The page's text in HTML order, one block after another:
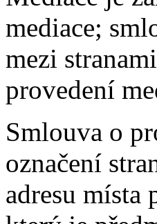
mediace;
mezi
provedení
Smlouva o
označení
adresu